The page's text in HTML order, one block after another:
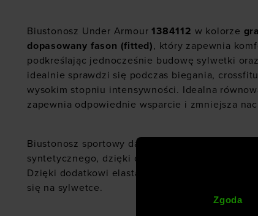
Zgoda
Biustonosz Under Armour1384112 w kolorze
dopasowany fason (fitted), który zapewnia
podkreślając jednocześnie budowę sylwetki oraz
idealnie sprawdzi się podczas biegania,
wysokim stopniu intensywności. Idealna
zapewnia odpowiednie wsparcie i zmniejsza
Biustonosz sportowy damski jest wykonany w
syntetycznego, dzięki czemu jest łatwy w
Dzięki dodatkowi elastanu (13%) materiał jest
się na sylwetce.